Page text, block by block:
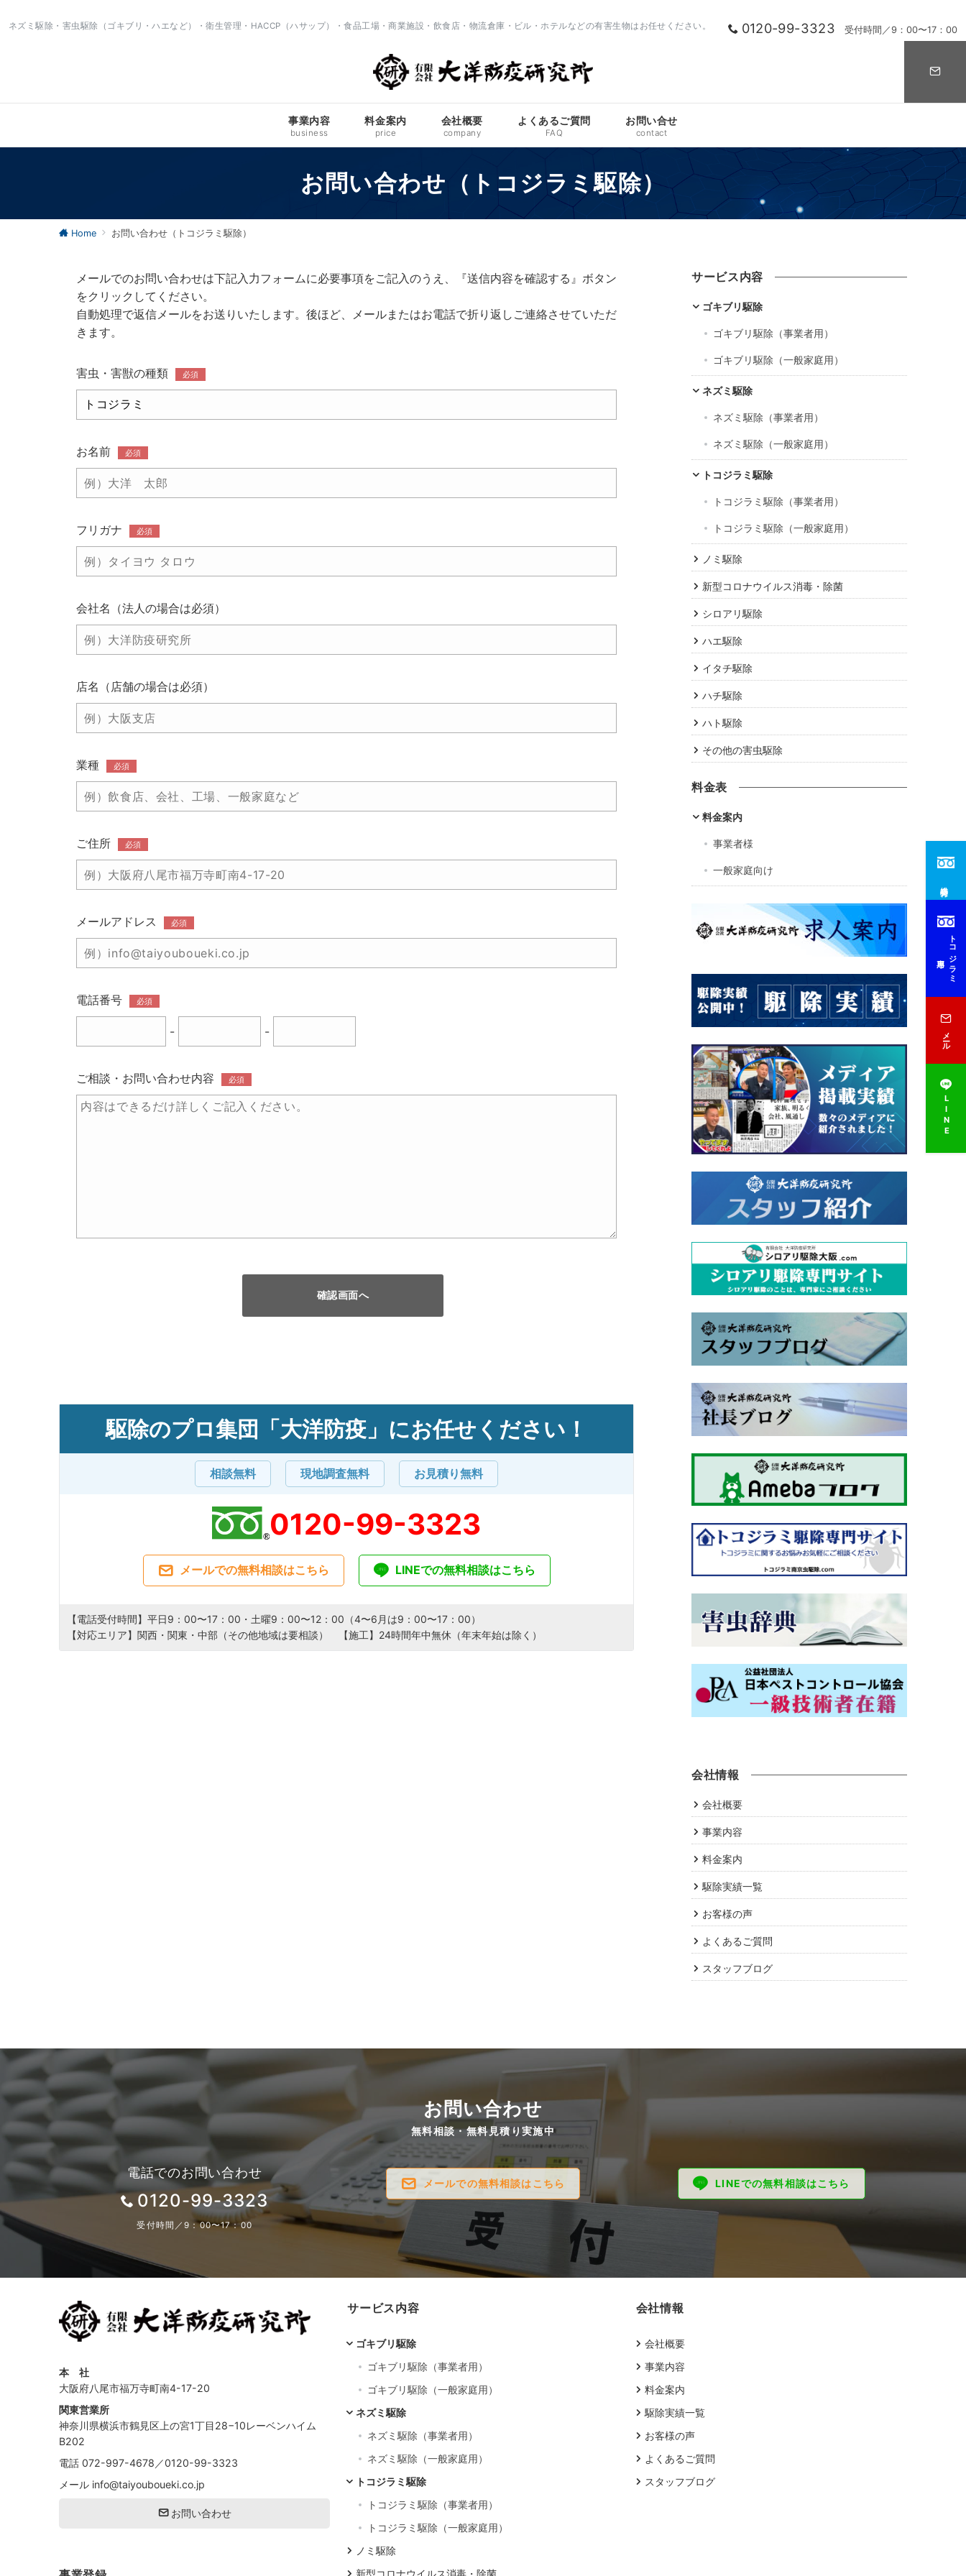
0120-99-3323 受付時間／9：00〜17：00
ネズミ駆除・害虫駆除（ゴキブリ・ハエなど）・衛生管理・HACCP（ハサップ）・食品工場・商業施設・飲食店・物流倉庫・ビル・ホテルなどの有害生物はお任せください。
事業内容
business
料金案内
price
会社概要
company
よくあるご質問
FAQ
お問い合せ
contact
お問い合わせ（トコジラミ駆除）
Home お問い合わせ（トコジラミ駆除）
メールでのお問い合わせは下記入力フォームに必要事項をご記入のうえ、『送信内容を確認する』ボタン
をクリックしてください。
自動処理で返信メールをお送りいたします。後ほど、メールまたはお電話で折り返しご連絡させていただ
きます。
害虫・害獣の種類 必須
お名前 必須
フリガナ 必須
会社名（法人の場合は必須）
店名（店舗の場合は必須）
業種 必須
ご住所 必須
メールアドレス 必須
電話番号 必須
- -
ご相談・お問い合わせ内容 必須
駆除のプロ集団「大洋防疫」にお任せください！
相談無料 現地調査無料 お見積り無料
0120-99-3323
メールでの無料相談はこちら LINEでの無料相談はこちら
【電話受付時間】平日9：00〜17：00・土曜9：00〜12：00（4〜6月は9：00〜17：00）
【対応エリア】関西・関東・中部（その他地域は要相談） 【施工】24時間年中無休（年末年始は除く）
サービス内容
ゴキブリ駆除
ゴキブリ駆除（事業者用）
ゴキブリ駆除（一般家庭用）
ネズミ駆除
ネズミ駆除（事業者用）
ネズミ駆除（一般家庭用）
トコジラミ駆除
トコジラミ駆除（事業者用）
トコジラミ駆除（一般家庭用）
ノミ駆除
新型コロナウイルス消毒・除菌
シロアリ駆除
ハエ駆除
イタチ駆除
ハチ駆除
ハト駆除
その他の害虫駆除
料金表
料金案内
事業者様
一般家庭向け
会社情報
会社概要
事業内容
料金案内
駆除実績一覧
お客様の声
よくあるご質問
スタッフブログ
お問い合わせ
無料相談・無料見積り実施中
電話でのお問い合わせ
0120-99-3323
受付時間／9：00〜17：00
メールでの無料相談はこちら LINEでの無料相談はこちら
本 社
大阪府八尾市福万寺町南4-17-20
関東営業所
神奈川県横浜市鶴見区上の宮1丁目28−10レーベンハイム
B202
電話 072-997-4678／0120-99-3323
メール info@taiyouboueki.co.jp
お問い合わせ
サービス内容
ゴキブリ駆除
ゴキブリ駆除（事業者用）
ゴキブリ駆除（一般家庭用）
ネズミ駆除
ネズミ駆除（事業者用）
ネズミ駆除（一般家庭用）
トコジラミ駆除
トコジラミ駆除（事業者用）
トコジラミ駆除（一般家庭用）
ノミ駆除
新型コロナウイルス消毒・除菌
会社情報
会社概要
事業内容
料金案内
駆除実績一覧
お客様の声
よくあるご質問
スタッフブログ
トコジラミ
メール
LINE